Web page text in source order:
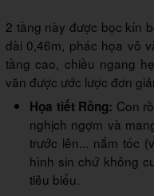
2 tầng này được bọc kín
dài 0,46m, phác họa vô
tầng cao, chiều ngang
văn được ước lược đơn
Họa tiết Rồng: Con
nghịch ngợm và
trước lên... nắm tóc
hình sin chứ không
tiêu biểu.